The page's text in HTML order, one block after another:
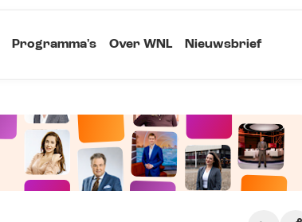
Programma's Over WNL Nieuwsbrief